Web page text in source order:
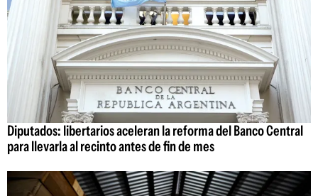
Diputados: libertarios aceleran la reforma del Banco Central
para llevarla al recinto antes de fin de mes